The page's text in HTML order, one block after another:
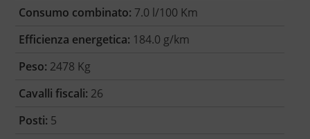
Consumo combinato: 7.0 l/100 Km
Efficienza energetica: 184.0 g/km
Peso: 2478 Kg
Cavalli fiscali: 26
Posti: 5